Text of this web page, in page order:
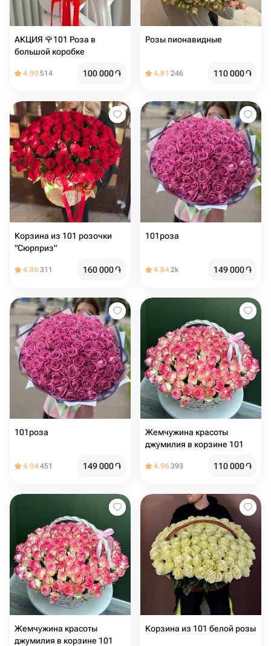
АКЦИЯ 🌹101 Роза в
большой коробке
4.90514 100 000֏
Розы пионавидные
4.81 246 110 000֏
Корзина из 101 розочки
"Сюрприз"
4.86311 160 000֏
101роза
4.842k 149 000֏
101роза
4.94451 149 000֏
Жемчужина красоты
джумилия в корзине 101
4.96393 110 000֏
Жемчужина красоты
джумилия в корзине 101
Корзина из 101 белой розы